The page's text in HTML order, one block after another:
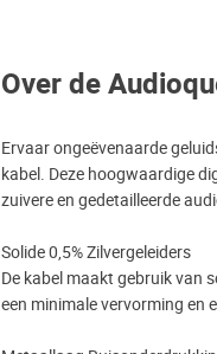
Over de
Ervaar ongeëvenaarde
kabel. Deze hoogwaardige
zuivere en gedetailleerde
Solide 0,5% Zilvergeleiders
De kabel maakt gebruik van
een minimale vervorming en